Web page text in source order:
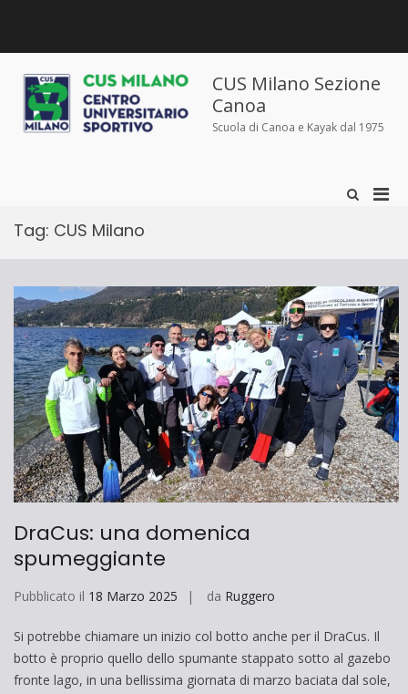
siamo
siamo
e
iscrizioni
sportivo
CUS Milano Sezione
Canoa
Scuola di Canoa e Kayak dal 1975
Mostra
Tag: CUS Milano
DraCus: una domenica
spumeggiante
Pubblicato il 18 Marzo 2025 da Ruggero
Si potrebbe chiamare un inizio col botto anche per il DraCus. Il
botto è proprio quello dello spumante stappato sotto al gazebo
fronte lago, in una bellissima giornata di marzo baciata dal sole,